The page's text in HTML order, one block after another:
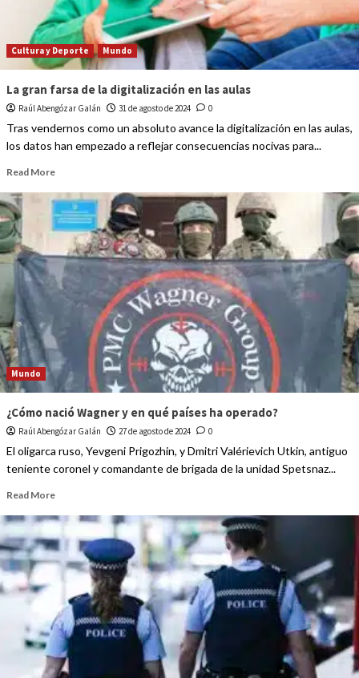
Cultura y Deporte Mundo
La gran farsa de la digitalización en las aulas
Raúl Abengózar Galán 31 de agosto de 2024 0
Tras vendernos como un absoluto avance la digitalización en las aulas,
los datos han empezado a reflejar consecuencias nocivas para...
Read More
Mundo
¿Cómo nació Wagner y en qué países ha operado?
Raúl Abengózar Galán 27 de agosto de 2024 0
El oligarca ruso, Yevgeni Prigozhin, y Dmitri Valérievich Utkin, antiguo
teniente coronel y comandante de brigada de la unidad Spetsnaz...
Read More